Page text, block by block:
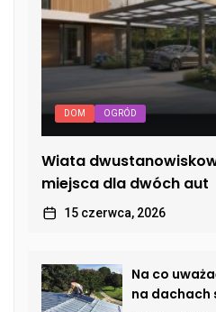
DOM OGRÓD
Wiata
miejsca dla dwóch aut
15 czerwca, 2026
Na co
na dachach